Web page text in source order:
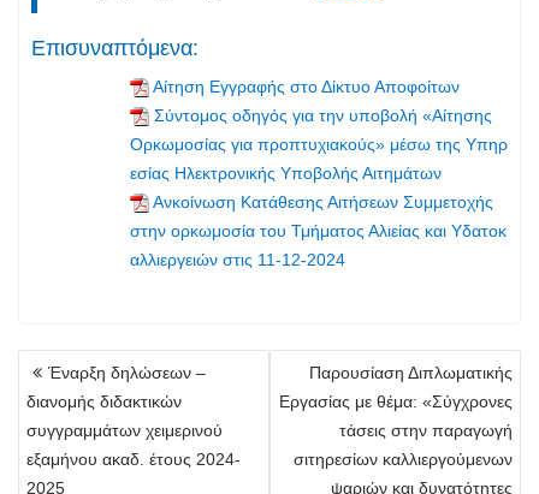
Επισυναπτόμενα:
Αίτηση Εγγραφής στο Δίκτυο Αποφοίτων
Σύντομος οδηγός για την υποβολή «Αίτησης
Ορκωμοσίας για προπτυχιακούς» μέσω της Υπηρ
εσίας Ηλεκτρονικής Υποβολής Αιτημάτων
Ανκοίνωση Κατάθεσης Αιτήσεων Συμμετοχής
στην ορκωμοσία του Τμήματος Αλιείας και Υδατοκ
αλλιεργειών στις 11-12-2024
Πλοήγηση
άρθρων
Έναρξη δηλώσεων –
διανομής διδακτικών
συγγραμμάτων χειμερινού
εξαμήνου ακαδ. έτους 2024-
2025
Παρουσίαση Διπλωματικής
Εργασίας με θέμα: «Σύγχρονες
τάσεις στην παραγωγή
σιτηρεσίων καλλιεργούμενων
ψαριών και δυνατότητες